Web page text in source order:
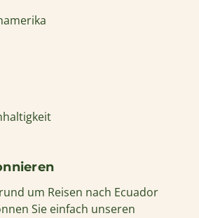
um Reisen nach Ecuador
Sie einfach unseren